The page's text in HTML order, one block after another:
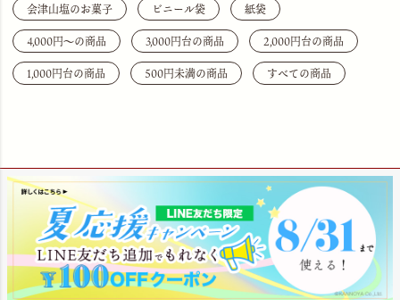
会津山塩のお菓子
ビニール袋
紙袋
4,000円〜の商品
3,000円台の商品
2,000円台の商品
1,000円台の商品
500円未満の商品 すべての商品